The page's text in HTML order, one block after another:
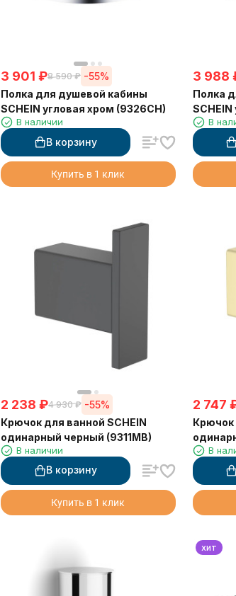
3 901 ₽8 590 ₽ -55%
Полка для душевой кабины
SCHEIN угловая хром (9326CH)
В наличии
В корзину
Купить в 1 клик
3 988
Полка
В
2 238 ₽4 930 ₽ -55%
Крючок для ванной SCHEIN
одинарный черный (9311MB)
В наличии
В корзину
Купить в 1 клик
2 747
Крючок
(9311BG)
В
хит